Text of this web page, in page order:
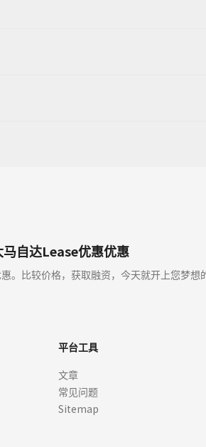
马自达Lease优惠优惠
。比较价格，获取融资，今天就开上您梦想
平台工具
文章
常见问题
Sitemap